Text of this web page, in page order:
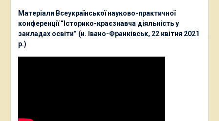
Матеріали Всеукраїнської науково-практичної
конференції “Історико-краєзнавча діяльність у
закладах освіти” (и. Івано-Франківськ, 22 квітня 2021
р.)